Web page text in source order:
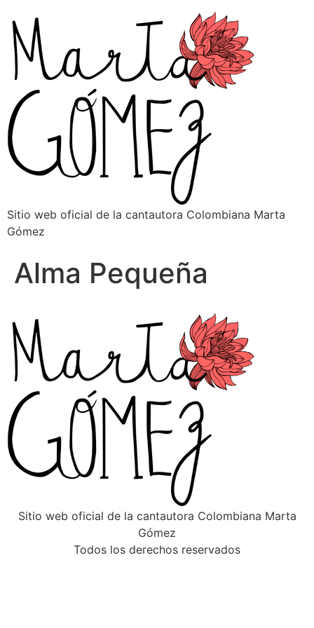
Sitio web oficial de la cantautora Colombiana Marta
Gómez
Alma Pequeña
Sitio web oficial de la cantautora Colombiana Marta
Gómez
Todos los derechos reservados